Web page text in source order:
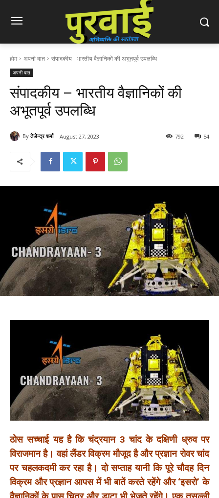
होम अपनी बात संपादकीय - भारतीय वैज्ञानिकों की अभूतपूर्व उपलब्धि
अपनी बात
संपादकीय – भारतीय वैज्ञानिकों की
अभूतपूर्व उपलब्धि
By तेजेन्द्र शर्मा August 27, 2023 54
792
ठोस सच्चाई यह है कि चंद्रयान 3 चांद के दक्षिणी ध्रुव पर
विराजमान है। वहां लैंडर विक्रम मौजूद है और प्रज्ञान रोवर चांद
पर चहलकदमी कर रहा है। दो सप्ताह यानी कि पूरे चौदह दिन
विक्रम और प्रज्ञान आपस में भी बातें करते रहेंगे और ‘इसरो’ के